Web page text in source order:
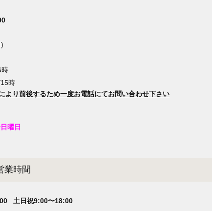
時
時
より前後するため一度お電話にてお問い合わせ下さい
曜日
業時間
土日祝9:00〜18:00